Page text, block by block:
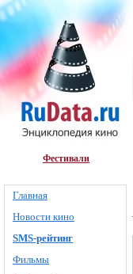
Фестивали
Главная
Новости кино
SMS-рейтинг
Фильмы